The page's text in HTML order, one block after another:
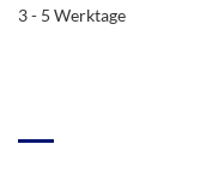
3 - 5 Werktage